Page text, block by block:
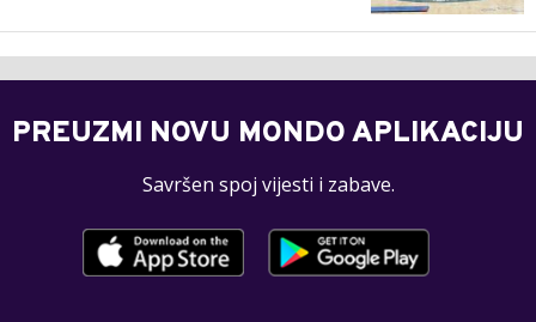
PREUZMI NOVU MONDO APLIKACIJU
Savršen spoj vijesti i zabave.